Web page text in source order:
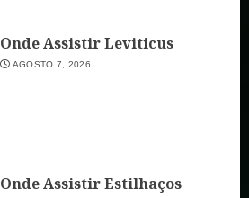
Onde Assistir Leviticus
AGOSTO 7, 2026
Onde Assistir Estilhaços